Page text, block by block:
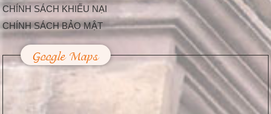
Trang Trí Lễ Hội –
Nhu Cầu Tất Yếu
Trong Cuộc Sống
Hiện Nay
Dịp lễ hội là thời điểm
mà hầu hết người dân
thường chi tiêu...
CHÍNH SÁCH KHIẾU NẠI
CHÍNH SÁCH BẢO MẬT
Google Maps